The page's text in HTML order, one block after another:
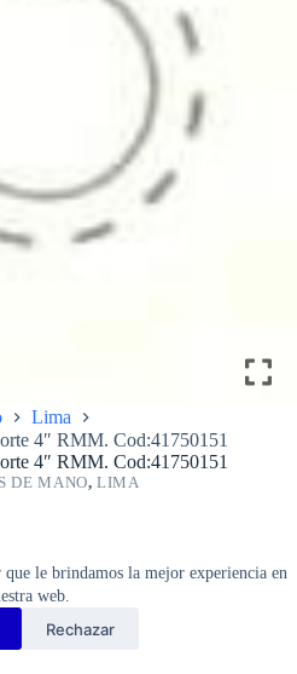
le brindamos la mejor experiencia en
web.
Rechazar
Lima
4″ RMM. Cod:41750151
4″ RMM. Cod:41750151
DE MANO,LIMA
Añadir al carrito